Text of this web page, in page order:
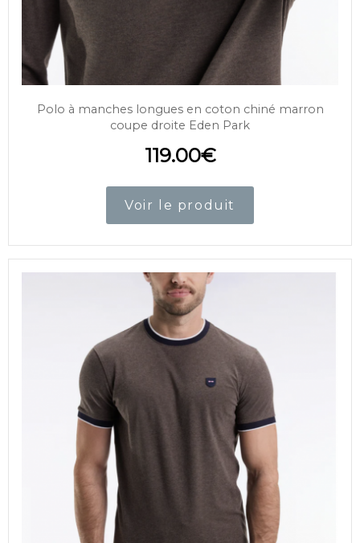
Polo à manches longues en coton chiné marron
coupe droite Eden Park
119.00€
Voir le produit